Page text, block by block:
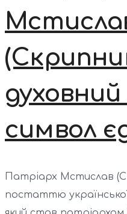
символ
Патріарх Мстислав
постаттю